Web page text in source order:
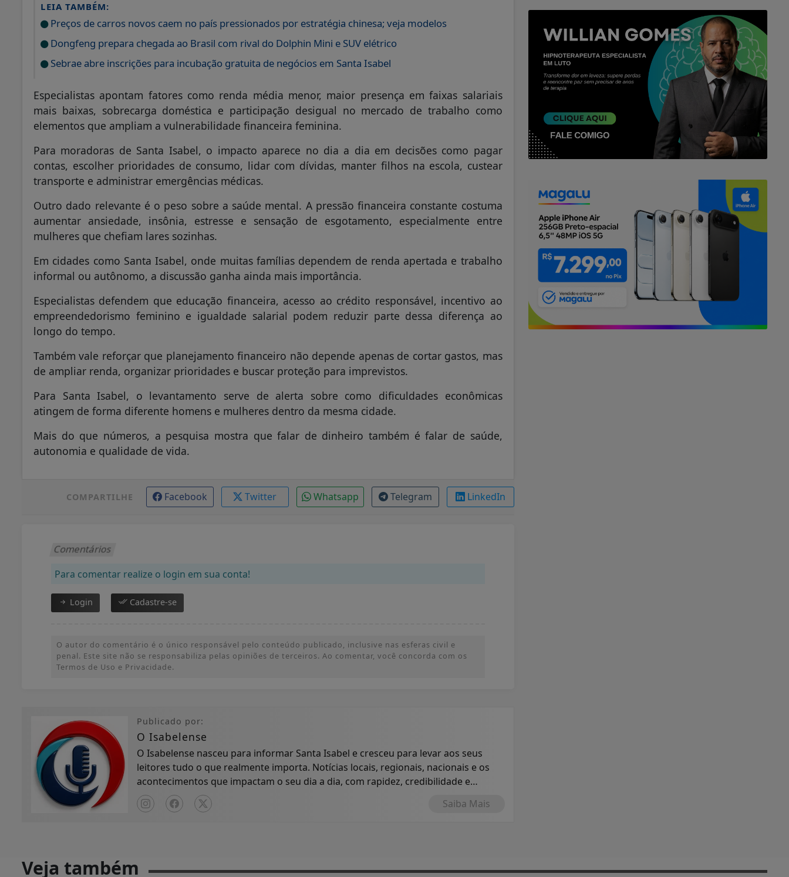
LEIA TAMBÉM:
Preços de carros novos caem no país pressionados por estratégia chinesa; veja modelos
Dongfeng prepara chegada ao Brasil com rival do Dolphin Mini e SUV elétrico
Sebrae abre inscrições para incubação gratuita de negócios em Santa Isabel
Especialistas apontam fatores como renda média menor, maior presença em faixas salariais
mais baixas, sobrecarga doméstica e participação desigual no mercado de trabalho como
elementos que ampliam a vulnerabilidade financeira feminina.
Para moradoras de Santa Isabel, o impacto aparece no dia a dia em decisões como pagar
contas, escolher prioridades de consumo, lidar com dívidas, manter filhos na escola, custear
transporte e administrar emergências médicas.
Outro dado relevante é o peso sobre a saúde mental. A pressão financeira constante costuma
aumentar ansiedade, insônia, estresse e sensação de esgotamento, especialmente entre
mulheres que chefiam lares sozinhas.
Em cidades como Santa Isabel, onde muitas famílias dependem de renda apertada e trabalho
informal ou autônomo, a discussão ganha ainda mais importância.
Especialistas defendem que educação financeira, acesso ao crédito responsável, incentivo ao
empreendedorismo feminino e igualdade salarial podem reduzir parte dessa diferença ao
longo do tempo.
Também vale reforçar que planejamento financeiro não depende apenas de cortar gastos, mas
de ampliar renda, organizar prioridades e buscar proteção para imprevistos.
Para Santa Isabel, o levantamento serve de alerta sobre como dificuldades econômicas
atingem de forma diferente homens e mulheres dentro da mesma cidade.
Mais do que números, a pesquisa mostra que falar de dinheiro também é falar de saúde,
autonomia e qualidade de vida.
COMPARTILHE Facebook Twitter Whatsapp Telegram LinkedIn
Comentários
Para comentar realize o login em sua conta!
Login Cadastre-se
O autor do comentário é o único responsável pelo conteúdo publicado, inclusive nas esferas civil e
penal. Este site não se responsabiliza pelas opiniões de terceiros. Ao comentar, você concorda com os
Termos de Uso e Privacidade.
Publicado por:
O Isabelense
O Isabelense nasceu para informar Santa Isabel e cresceu para levar aos seus
leitores tudo o que realmente importa. Notícias locais, regionais, nacionais e os
acontecimentos que impactam o seu dia a dia, com rapidez, credibilidade e
compromisso com...
Saiba Mais
Veja também